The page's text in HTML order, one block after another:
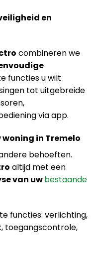
en
combineren we
functies u wilt
tot uitgebreide
via app.
in Tremelo
behoeften.
altijd met een
van uwbestaande
functies: verlichting,
toegangscontrole,